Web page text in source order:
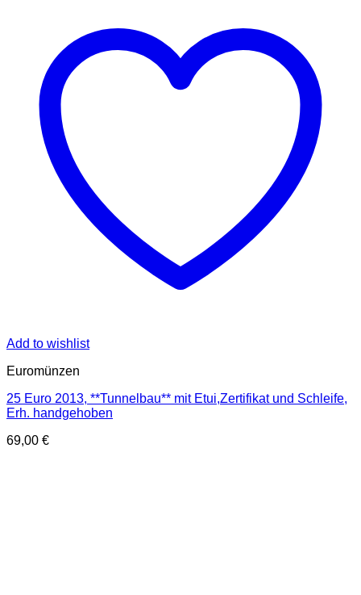
Add to wishlist
Euromünzen
25 Euro 2013, **Tunnelbau** mit Etui,Zertifikat und Schleife,
Erh. handgehoben
69,00 €